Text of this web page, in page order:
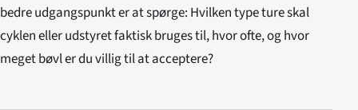
bedre udgangspunkt er at spørge: Hvilken type ture skal
cyklen eller udstyret faktisk bruges til, hvor ofte, og hvor
meget bøvl er du villig til at acceptere?